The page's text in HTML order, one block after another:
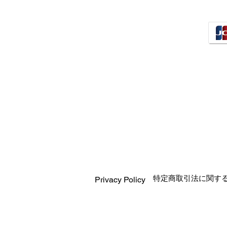
Privacy Policy 特定商取引法に関す